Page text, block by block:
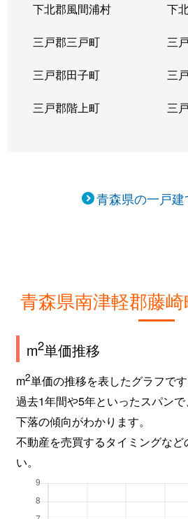
下北郡風間浦村 下
三戸郡三戸町 三
三戸郡田子町 三
三戸郡階上町 三
青森県の一戸
青森県南津軽郡藤
m2単価推移
m2単価の推移を表したグラフです
過去1年間や5年といったスパン
下落の傾向がわかります。
不動産を売買するタイミングなど
い。